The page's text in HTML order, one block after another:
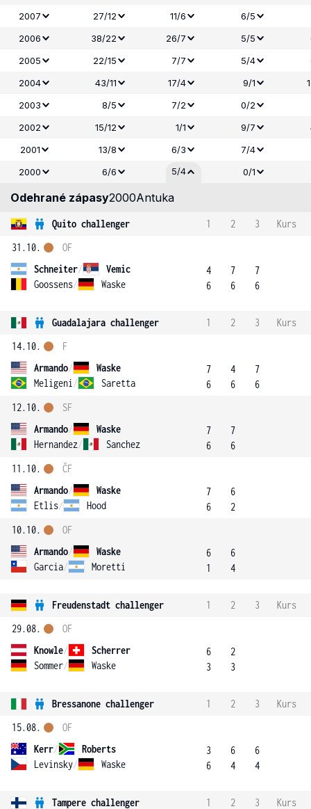
2007 27/12 11/6
6/5
2006
38/22 26/7 5/5
2005
22/15 7/7 5/4
2004
43/11 17/4 9/1
2003
8/5 7/2
0/2
2002
15/12 1/1 9/7
2001
13/8 6/3
7/4
2000
6/6 5/4 0/1
Odehrané zápasy2000Antuka
Quito challenger 1 2 3
Kurs
31.10.
Schneiter/
Vemic
Goossens/ Waske
OF
4
6
7
6
7
6
Guadalajara challenger 1 2 3
Kurs
14.10.
Armando/
Waske
Meligeni / Saretta
F
7
6
4
6
7
6
12.10.
Armando/
Waske
Hernandez/ Sanchez
SF
7
6
7
6
11.10.
Armando/
Waske
Etlis/ Hood
ČF
7
6
6
2
10.10.
Armando/
Waske
Garcia/ Moretti
OF
6
1
6
4
Freudenstadt challenger 1 2 3
Kurs
29.08.
Knowle/
Scherrer
Sommer/ Waske
OF
6
3
2
3
Bressanone challenger 1 2 3
Kurs
15.08.
Kerr/
Roberts
Levinsky/ Waske
OF
3
6
6
4
6
4
Tampere challenger 1 2 3
Kurs